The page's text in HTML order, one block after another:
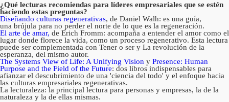
¿Qué lecturas recomiendas para líderes empresariales que se estén
haciendo estas preguntas?
Diseñando culturas regenerativas, de Daniel Walh: es una guía,
una brújula para no perder el norte de lo que es la regeneración.
El arte de amar, de Erich Fromm: acompaña a entender el amor como el
lugar donde florece la vida, como un proceso regenerativo. Esta lectura
puede ser complementada con Tener o ser y La revolución de la
esperanza, del mismo autor.
The Systems View of Life: A Unifying Vision y Presence: Human
Purpose and the Field of the Future: dos libros indispensables para
afianzar el descubrimiento de una 'ciencia del todo' y el enfoque hacia
las culturas empresariales regenerativas.
La lecturaleza: la principal lectura para personas y empresas, la de la
naturaleza y la de ellas mismas.